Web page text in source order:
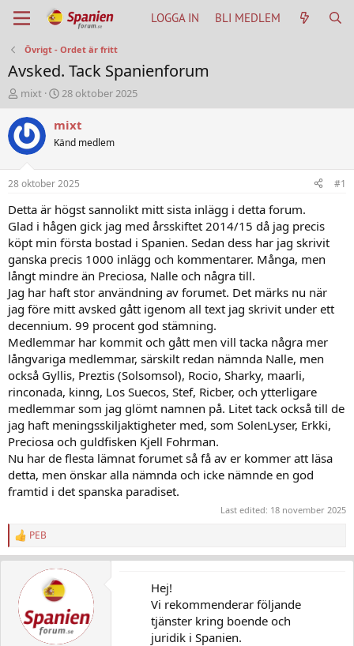
LOGGA IN BLI MEDLEM
Övrigt - Ordet är fritt
Avsked. Tack Spanienforum
T
h
r
e
a
t
a
t
e
r
mixt
S
t
a
t
a
t
u
m
28 oktober 2025
mixt
Känd medlem
28 oktober 2025 #1
Detta är högst sannolikt mitt sista inlägg i detta forum.
Glad i hågen gick jag med årsskiftet 2014/15 då jag precis
köpt min första bostad i Spanien. Sedan dess har jag skrivit
ganska precis 1000 inlägg och kommentarer. Många, men
långt mindre än Preciosa, Nalle och några till.
Jag har haft stor användning av forumet. Det märks nu när
jag före mitt avsked gått igenom all text jag skrivit under ett
decennium. 99 procent god stämning.
Medlemmar har kommit och gått men vill tacka några mer
långvariga medlemmar, särskilt redan nämnda Nalle, men
också Gyllis, Preztis (Solsomsol), Rocio, Sharky, maarli,
rinconada, kinng, Los Suecos, Stef, Ricber, och ytterligare
medlemmar som jag glömt namnen på. Litet tack också till de
jag haft meningsskiljaktigheter med, som SolenLyser, Erkki,
Preciosa och guldfisken Kjell Fohrman.
Nu har de flesta lämnat forumet så få av er kommer att läsa
detta, men önskar alla nämnda och icke nämnde en god
framtid i det spanska paradiset.
Last edited: 18 november 2025
R
e
o
PEB
Hej!
Vi rekommenderar följande
tjänster kring boende och
juridik i Spanien.